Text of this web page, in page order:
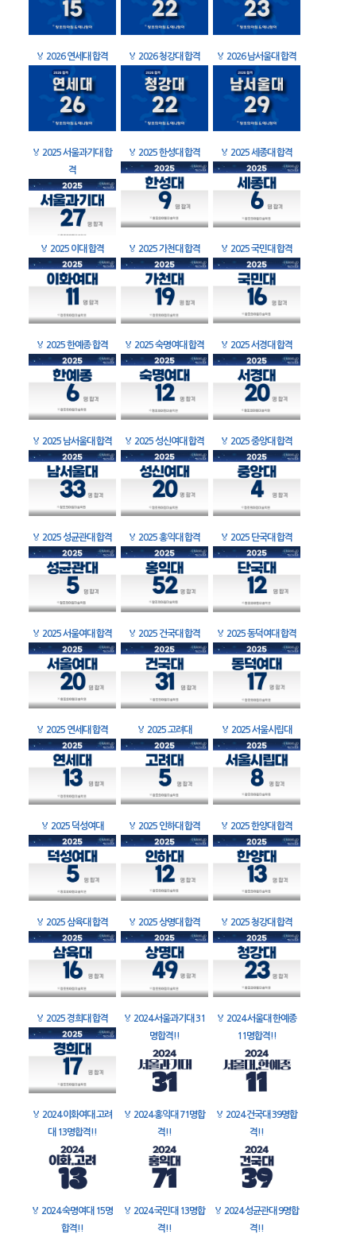
🏅 2026 연세대 합격 🏅 2026 청강대 합격 🏅 2026 남서울대 합격
🏅 2025 서울과기대 합
격
🏅 2025 한성대 합격 🏅 2025 세종대 합격
🏅 2025 이대 합격 🏅 2025 가천대 합격 🏅 2025 국민대 합격
🏅 2025 한예종 합격 🏅 2025 숙명여대 합격 🏅 2025 서경대 합격
🏅 2025 남서울대 합격 🏅 2025 성신여대 합격 🏅 2025 중앙대 합격
🏅 2025 성균관대 합격 🏅 2025 홍익대 합격 🏅 2025 단국대 합격
🏅 2025 서울여대 합격 🏅 2025 건국대 합격 🏅 2025 동덕여대 합격
🏅 2025 연세대 합격 🏅 2025 고려대 🏅 2025 서울시립대
🏅 2025 덕성여대 🏅 2025 인하대 합격 🏅 2025 한양대 합격
🏅 2025 삼육대 합격 🏅 2025 상명대 합격 🏅 2025 청강대 합격
🏅 2025 경희대 합격 🏅 2024 서울과기대 31
명합격!!
🏅 2024 서울대 한예종
11명합격!!
🏅 2024 이화여대 고려
대 13명합격!!
🏅 2024 홍익대 71명합
격!!
🏅 2024 건국대 39명합
격!!
🏅 2024 숙명여대 15명
합격!!
🏅 2024 국민대 13명합
격!!
🏅 2024 성균관대 9명합
격!!